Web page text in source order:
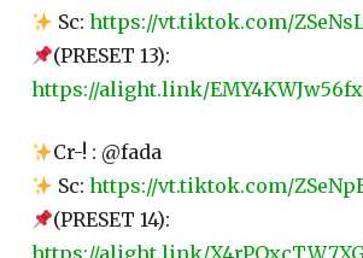
Sc:https://vt.tiktok.com/
(PRESET 13):
https://alight.link/
Cr-! : @fada
Sc:https://vt.tiktok.com/
(PRESET 14):